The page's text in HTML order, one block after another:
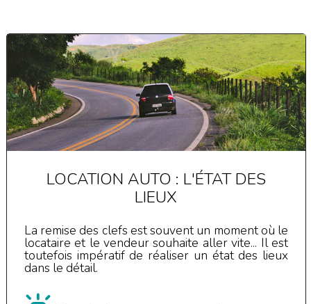
LOCATION AUTO : L'ÉTAT DES
LIEUX
La remise des clefs est souvent un moment où le
locataire et le vendeur souhaite aller vite... Il est
toutefois impératif de réaliser un état des lieux
dans le détail.